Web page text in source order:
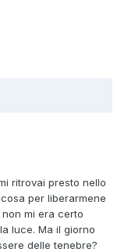
ritrovai presto nello
per liberarmene
mi era certo
luce. Ma il giorno
delle tenebre?